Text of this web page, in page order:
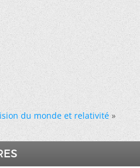
du monde et relativité »